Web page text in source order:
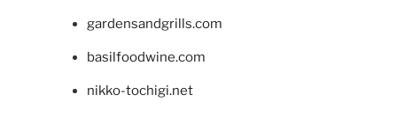
gardensandgrills.com
basilfoodwine.com
nikko-tochigi.net